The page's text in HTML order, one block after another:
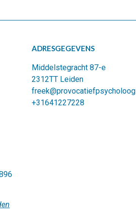
ADRESGEGEVENS
Middelstegracht 87-e
2312TT Leiden
+31641227228